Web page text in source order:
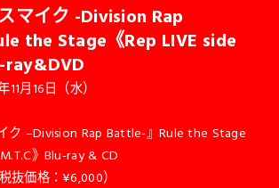
マイク -Division Rap
the Stage《Rep LIVE side
ray&DVD
11月16日（水）
ク –Division Rap Battle-』Rule the Stage
》Blu-ray & CD
抜価格：¥6,000）